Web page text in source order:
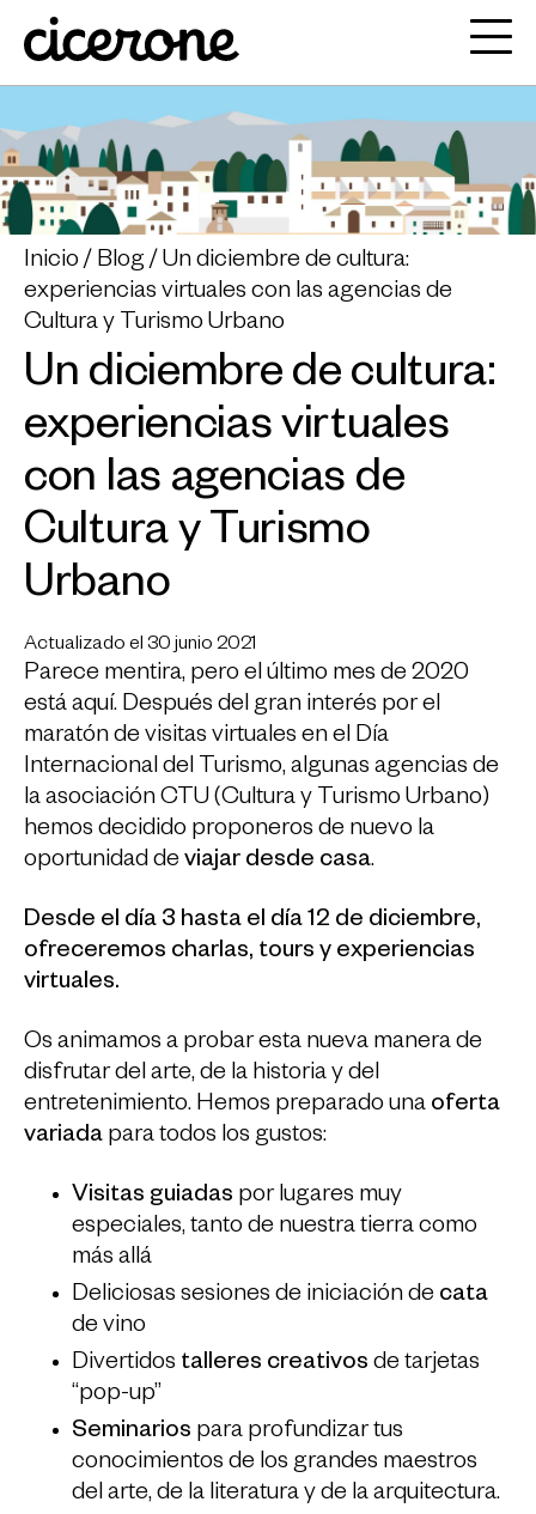
Inicio Blog
Un diciembre de cultura:
experiencias virtuales con las agencias de
Cultura y Turismo Urbano
Un diciembre de cultura:
experiencias virtuales
con las agencias de
Cultura y Turismo
Urbano
Actualizado el 30 junio 2021
Parece mentira, pero el último mes de 2020
está aquí. Después del gran interés por el
maratón de visitas virtuales en el Día
Internacional del Turismo, algunas agencias de
la asociación CTU (Cultura y Turismo Urbano)
hemos decidido proponeros de nuevo la
oportunidad deviajar desde casa.
Desde el día 3 hasta el día 12 de diciembre,
ofreceremos charlas, tours y experiencias
virtuales.
Os animamos a probar esta nueva manera de
disfrutar del arte, de la historia y del
entretenimiento. Hemos preparado una oferta
variada para todos los gustos:
Visitas guiadas por lugares muy
especiales, tanto de nuestra tierra como
más allá
Deliciosas sesiones de iniciación de cata
de vino
Divertidos talleres creativos de tarjetas
“pop-up”
Seminarios para profundizar tus
conocimientos de los grandes maestros
del arte, de la literatura y de la arquitectura.